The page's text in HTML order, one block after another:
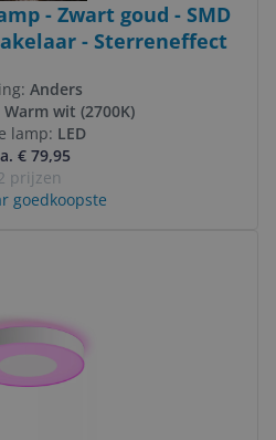
- Zwart goud - SMD
- Sterreneffect
Anders
Warm wit (2700K)
lamp: LED
€ 79,95
prijzen
goedkoopste